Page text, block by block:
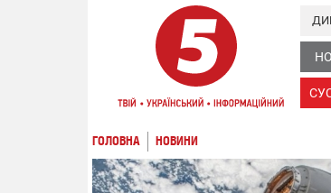
ГОЛОВНА НОВИНИ